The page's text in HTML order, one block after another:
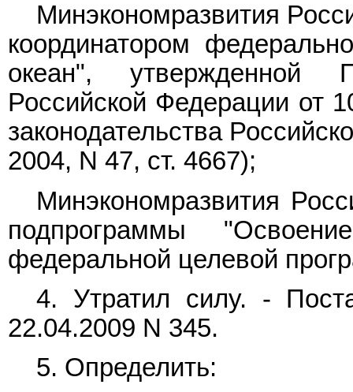
Минэкономразвития
координатором
океан", утвержденной
Российской Федерации от
законодательства
2004, N 47, ст. 4667);
Минэкономразвития
подпрограммы
федеральной целевой
4. Утратил силу. -
22.04.2009 N 345.
5. Определить: